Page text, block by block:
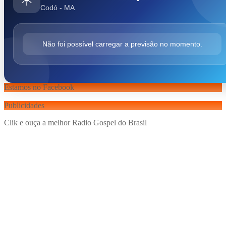
Codó - MA
Não foi possível carregar a previsão no momento.
Estamos no Facebook
Publicidades
Clik e ouça a melhor Radio Gospel do Brasil